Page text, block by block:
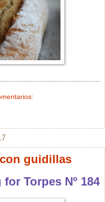
guidillas
Torpes Nº 184